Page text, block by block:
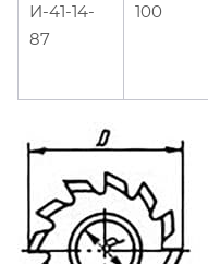
И-41-14-
87
100